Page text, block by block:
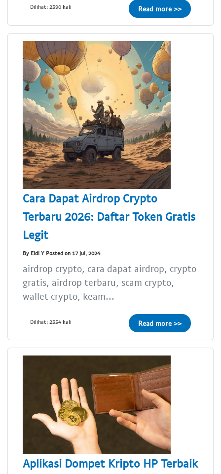
Dilihat: 2390 kali Read more >>
Cara Dapat Airdrop Crypto
Terbaru 2026: Daftar Token Gratis
Legit
By Eldi Y Posted on 17 Jul, 2024
airdrop crypto, cara dapat airdrop, crypto
gratis, airdrop terbaru, scam crypto,
wallet crypto, keam...
Dilihat: 2354 kali Read more >>
Aplikasi Dompet Kripto HP Terbaik